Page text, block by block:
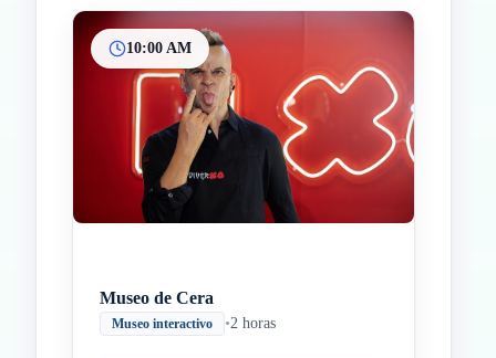
InicioParadas intermedias
Final
10:00 AM
Museo de Cera
Museo interactivo •2 horas